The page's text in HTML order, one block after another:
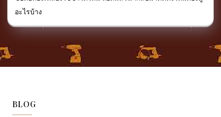
อะไรบ้าง
BLOG